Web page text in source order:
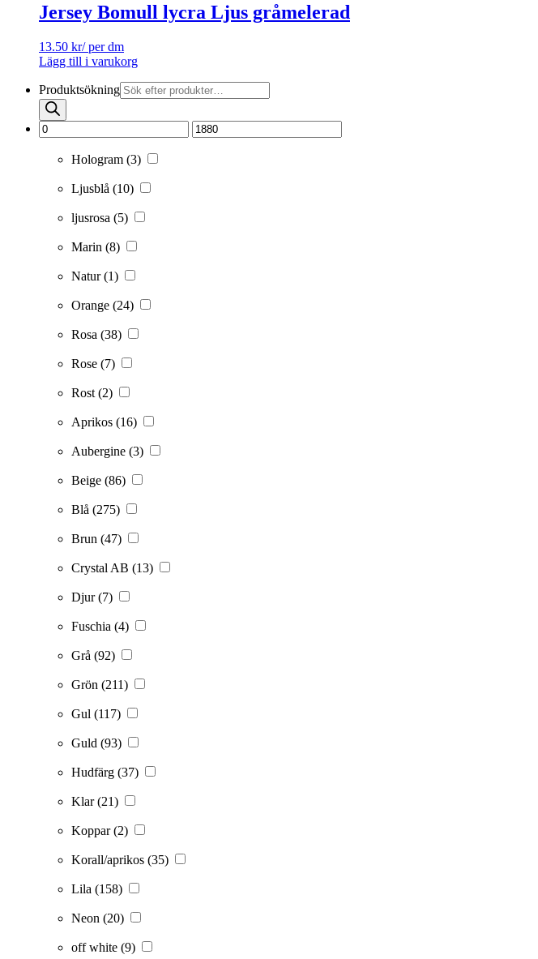
Jersey Bomull lycra Ljus gråmelerad
13.50 kr/ per dm
Lägg till i varukorg
Produktsökning
Hologram (3)
Ljusblå (10)
ljusrosa (5)
Marin (8)
Natur(1)
Orange (24)
Rosa (38)
Rose (7)
Rost (2)
Aprikos (16)
Aubergine (3)
Beige (86)
Blå (275)
Brun (47)
Crystal AB (13)
Djur(7)
Fuschia (4)
Grå (92)
Grön (211)
Gul (117)
Guld (93)
Hudfärg (37)
Klar(21)
Koppar(2)
Korall/aprikos (35)
Lila (158)
Neon (20)
off white (9)